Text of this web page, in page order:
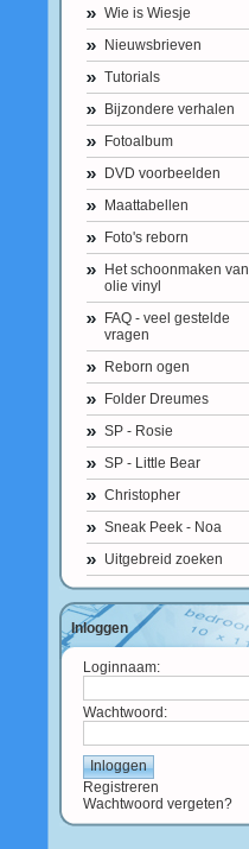
Wie is Wiesje
Nieuwsbrieven
Tutorials
Bijzondere verhalen
Fotoalbum
DVD voorbeelden
Maattabellen
Foto's reborn
Het schoonmaken van
olie vinyl
FAQ - veel gestelde
vragen
Reborn ogen
Folder Dreumes
SP - Rosie
SP - Little Bear
Christopher
Sneak Peek - Noa
Uitgebreid zoeken
Inloggen
Loginnaam:
Wachtwoord:
Registreren
Wachtwoord vergeten?